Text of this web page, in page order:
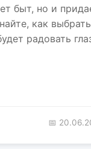
быт, но и
как выбрать
радовать
📅